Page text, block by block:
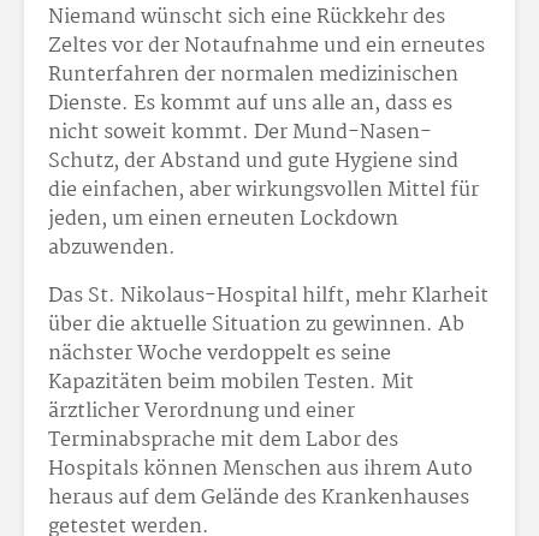
Niemand wünscht sich eine Rückkehr des
Zeltes vor der Notaufnahme und ein erneutes
Runterfahren der normalen medizinischen
Dienste. Es kommt auf uns alle an, dass es
nicht soweit kommt. Der Mund-Nasen-
Schutz, der Abstand und gute Hygiene sind
die einfachen, aber wirkungsvollen Mittel für
jeden, um einen erneuten Lockdown
abzuwenden.
Das St. Nikolaus-Hospital hilft, mehr Klarheit
über die aktuelle Situation zu gewinnen. Ab
nächster Woche verdoppelt es seine
Kapazitäten beim mobilen Testen. Mit
ärztlicher Verordnung und einer
Terminabsprache mit dem Labor des
Hospitals können Menschen aus ihrem Auto
heraus auf dem Gelände des Krankenhauses
getestet werden.